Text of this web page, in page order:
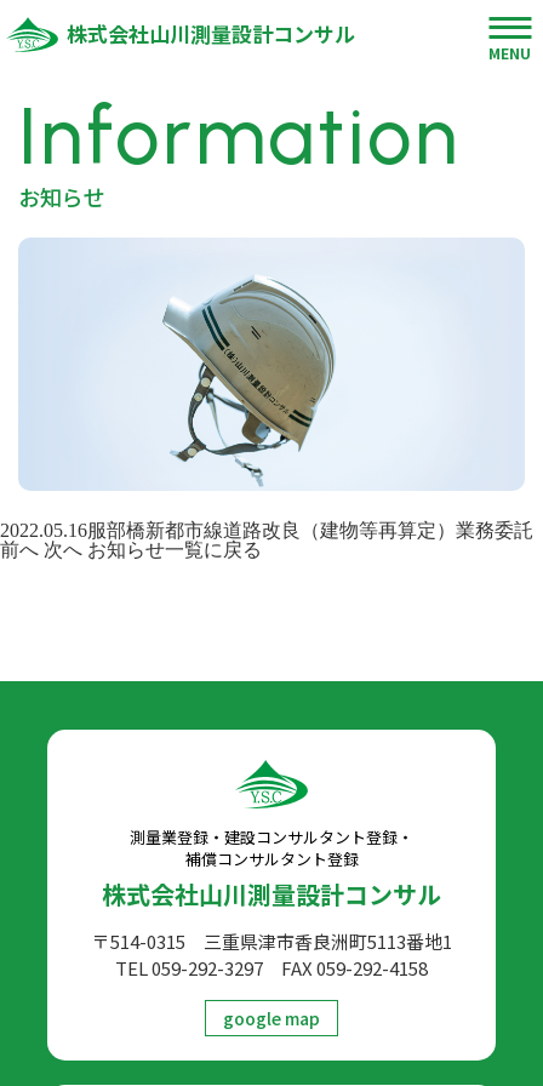
株式会社山川測量設計コンサル
MENU
Information
お知らせ
2022.05.16服部橋新都市線道路改良（建物等再算定）業務委託
前へ 次へ お知らせ一覧に戻る
測量業登録・建設コンサルタント登録・
補償コンサルタント登録
株式会社山川測量設計コンサル
〒514-0315 三重県津市香良洲町5113番地1
TEL 059-292-3297 FAX 059-292-4158
google map